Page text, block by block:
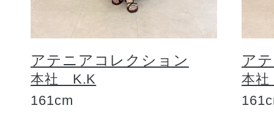
アテニアコレクション
本社 K.K
161cm
ア
本